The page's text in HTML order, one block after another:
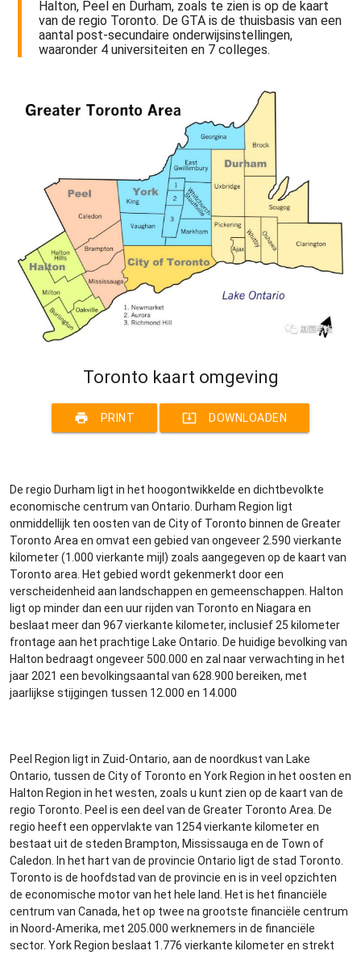
Halton, Peel en Durham, zoals te zien is op de kaart
van de regio Toronto. De GTA is de thuisbasis van een
aantal post-secundaire onderwijsinstellingen,
waaronder 4 universiteiten en 7 colleges.
Toronto kaart omgeving
print PRINT system_update_alt DOWNLOADEN
De regio Durham ligt in het hoogontwikkelde en dichtbevolkte
economische centrum van Ontario. Durham Region ligt
onmiddellijk ten oosten van de City of Toronto binnen de Greater
Toronto Area en omvat een gebied van ongeveer 2.590 vierkante
kilometer (1.000 vierkante mijl) zoals aangegeven op de kaart van
Toronto area. Het gebied wordt gekenmerkt door een
verscheidenheid aan landschappen en gemeenschappen. Halton
ligt op minder dan een uur rijden van Toronto en Niagara en
beslaat meer dan 967 vierkante kilometer, inclusief 25 kilometer
frontage aan het prachtige Lake Ontario. De huidige bevolking van
Halton bedraagt ongeveer 500.000 en zal naar verwachting in het
jaar 2021 een bevolkingsaantal van 628.900 bereiken, met
jaarlijkse stijgingen tussen 12.000 en 14.000
Peel Region ligt in Zuid-Ontario, aan de noordkust van Lake
Ontario, tussen de City of Toronto en York Region in het oosten en
Halton Region in het westen, zoals u kunt zien op de kaart van de
regio Toronto. Peel is een deel van de Greater Toronto Area. De
regio heeft een oppervlakte van 1254 vierkante kilometer en
bestaat uit de steden Brampton, Mississauga en de Town of
Caledon. In het hart van de provincie Ontario ligt de stad Toronto.
Toronto is de hoofdstad van de provincie en is in veel opzichten
de economische motor van het hele land. Het is het financiële
centrum van Canada, het op twee na grootste financiële centrum
in Noord-Amerika, met 205.000 werknemers in de financiële
sector. York Region beslaat 1.776 vierkante kilometer en strekt